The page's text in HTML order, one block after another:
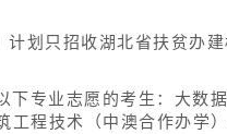
计划只招收湖北省扶贫办
下专业志愿的考生：大数
工程技术（中澳合作办学